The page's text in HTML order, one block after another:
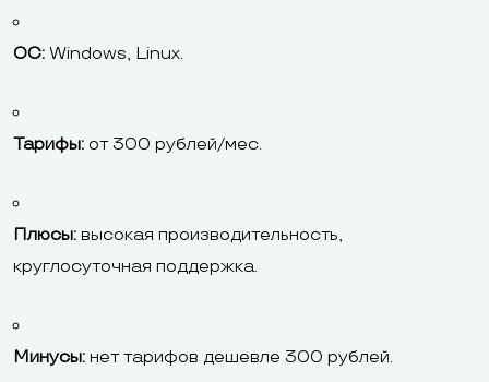
ОС: Windows, Linux.
Тарифы: от 300 рублей/мес.
Плюсы: высокая производительность,
круглосуточная поддержка.
Минусы: нет тарифов дешевле 300 рублей.